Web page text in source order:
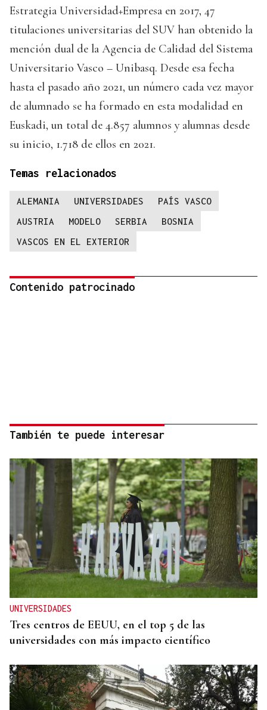
Estrategia Universidad+Empresa en 2017, 47
titulaciones universitarias del SUV han obtenido la
mención dual de la Agencia de Calidad del Sistema
Universitario Vasco – Unibasq. Desde esa fecha
hasta el pasado año 2021, un número cada vez mayor
de alumnado se ha formado en esta modalidad en
Euskadi, un total de 4.857 alumnos y alumnas desde
su inicio, 1.718 de ellos en 2021.
Temas relacionados
ALEMANIA UNIVERSIDADES
PAÍS VASCO
AUSTRIA
MODELO SERBIA
BOSNIA
VASCOS EN EL EXTERIOR
Contenido patrocinado
También te puede interesar
UNIVERSIDADES
Tres centros de EEUU, en el top 5 de las
universidades con más impacto científico